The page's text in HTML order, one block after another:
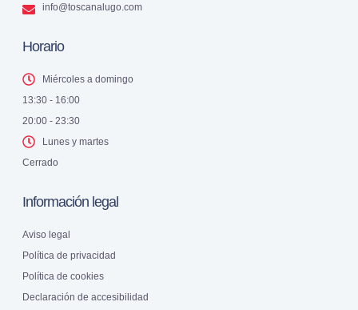
info@toscanalugo.com
Horario
Miércoles a domingo
13:30 - 16:00
20:00 - 23:30
Lunes y martes
Cerrado
Información legal
Aviso legal
Política de privacidad
Política de cookies
Declaración de accesibilidad